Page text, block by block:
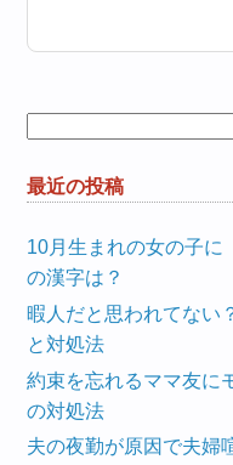
最近の投稿
10月生まれの女の子に
の漢字は？
暇人だと思われてない
と対処法
約束を忘れるママ友に
の対処法
夫の夜勤が原因で夫婦